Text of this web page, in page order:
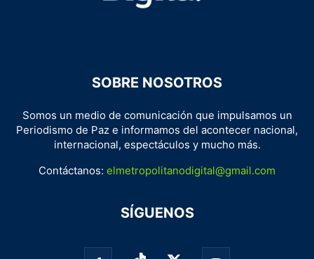
SOBRE NOSOTROS
Somos un medio de comunicación que impulsamos un
Periodismo de Paz e informamos del acontecer nacional,
internacional, espectáculos y mucho más.
Contáctanos: elmetropolitanodigital@gmail.com
SÍGUENOS